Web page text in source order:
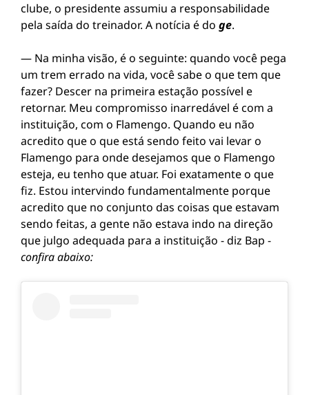
clube, o presidente assumiu a responsabilidade
pela saída do treinador. A notícia é do ge.
— Na minha visão, é o seguinte: quando você pega
um trem errado na vida, você sabe o que tem que
fazer? Descer na primeira estação possível e
retornar. Meu compromisso inarredável é com a
instituição, com o Flamengo. Quando eu não
acredito que o que está sendo feito vai levar o
Flamengo para onde desejamos que o Flamengo
esteja, eu tenho que atuar. Foi exatamente o que
fiz. Estou intervindo fundamentalmente porque
acredito que no conjunto das coisas que estavam
sendo feitas, a gente não estava indo na direção
que julgo adequada para a instituição - diz Bap -
confira abaixo: